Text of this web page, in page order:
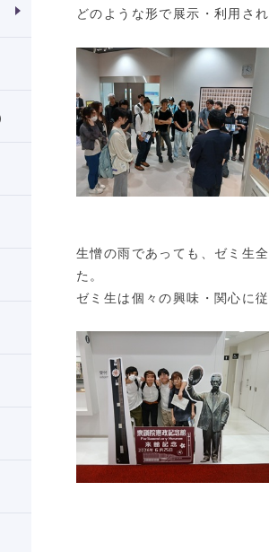
どのような形で展示・利用さ
生憎の雨であっても、ゼミ生
た。
ゼミ生は個々の興味・関心に